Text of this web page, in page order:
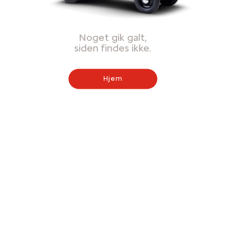
Noget gik galt,
siden findes ikke.
Hjem